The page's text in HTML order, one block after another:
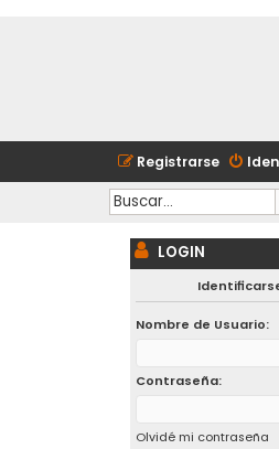
Registrarse
LOGIN
Nombre de Usuario:
Contraseña:
Olvidé mi contraseña